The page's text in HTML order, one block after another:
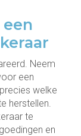
Neem
een
welke
herstellen.
te
en